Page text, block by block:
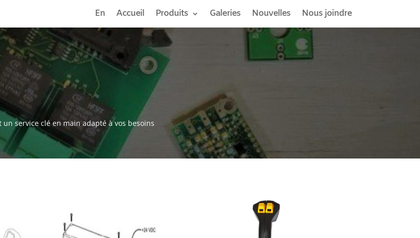
En Accueil Produits Galeries Nouvelles Nous joindre
service clé en main adapté à vos besoins